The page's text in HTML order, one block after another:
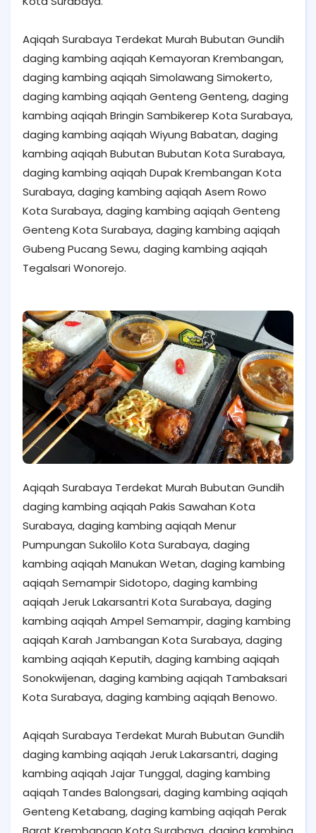
Aqiqah Surabaya Terdekat Murah Bubutan Gundih
daging kambing aqiqah Kemayoran Krembangan,
daging kambing aqiqah Simolawang Simokerto,
daging kambing aqiqah Genteng Genteng, daging
kambing aqiqah Bringin Sambikerep Kota Surabaya,
daging kambing aqiqah Wiyung Babatan, daging
kambing aqiqah Bubutan Bubutan Kota Surabaya,
daging kambing aqiqah Dupak Krembangan Kota
Surabaya, daging kambing aqiqah Asem Rowo
Kota Surabaya, daging kambing aqiqah Genteng
Genteng Kota Surabaya, daging kambing aqiqah
Gubeng Pucang Sewu, daging kambing aqiqah
Tegalsari Wonorejo.
Aqiqah Surabaya Terdekat Murah Bubutan Gundih
daging kambing aqiqah Pakis Sawahan Kota
Surabaya, daging kambing aqiqah Menur
Pumpungan Sukolilo Kota Surabaya, daging
kambing aqiqah Manukan Wetan, daging kambing
aqiqah Semampir Sidotopo, daging kambing
aqiqah Jeruk Lakarsantri Kota Surabaya, daging
kambing aqiqah Ampel Semampir, daging kambing
aqiqah Karah Jambangan Kota Surabaya, daging
kambing aqiqah Keputih, daging kambing aqiqah
Sonokwijenan, daging kambing aqiqah Tambaksari
Kota Surabaya, daging kambing aqiqah Benowo.
Aqiqah Surabaya Terdekat Murah Bubutan Gundih
daging kambing aqiqah Jeruk Lakarsantri, daging
kambing aqiqah Jajar Tunggal, daging kambing
aqiqah Tandes Balongsari, daging kambing aqiqah
Genteng Ketabang, daging kambing aqiqah Perak